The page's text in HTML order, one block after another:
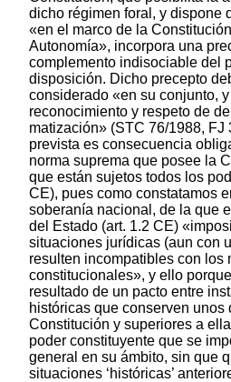
dicho régimen foral, y dispone
«en el marco de la
Autonomía», incorpora una
complemento indisociable del
disposición. Dicho precepto
considerado «en su conjunto,
reconocimiento y respeto de
matización» (STC 76/1988,
prevista es consecuencia
norma suprema que posee la
que están sujetos todos los
CE), pues como constatamos
soberanía nacional, de la que
del Estado (art. 1.2 CE)
situaciones jurídicas (aun con
resulten incompatibles con los
constitucionales», y ello
resultado de un pacto entre
históricas que conserven unos
Constitución y superiores a
poder constituyente que se
general en su ámbito, sin que
situaciones ‘históricas’